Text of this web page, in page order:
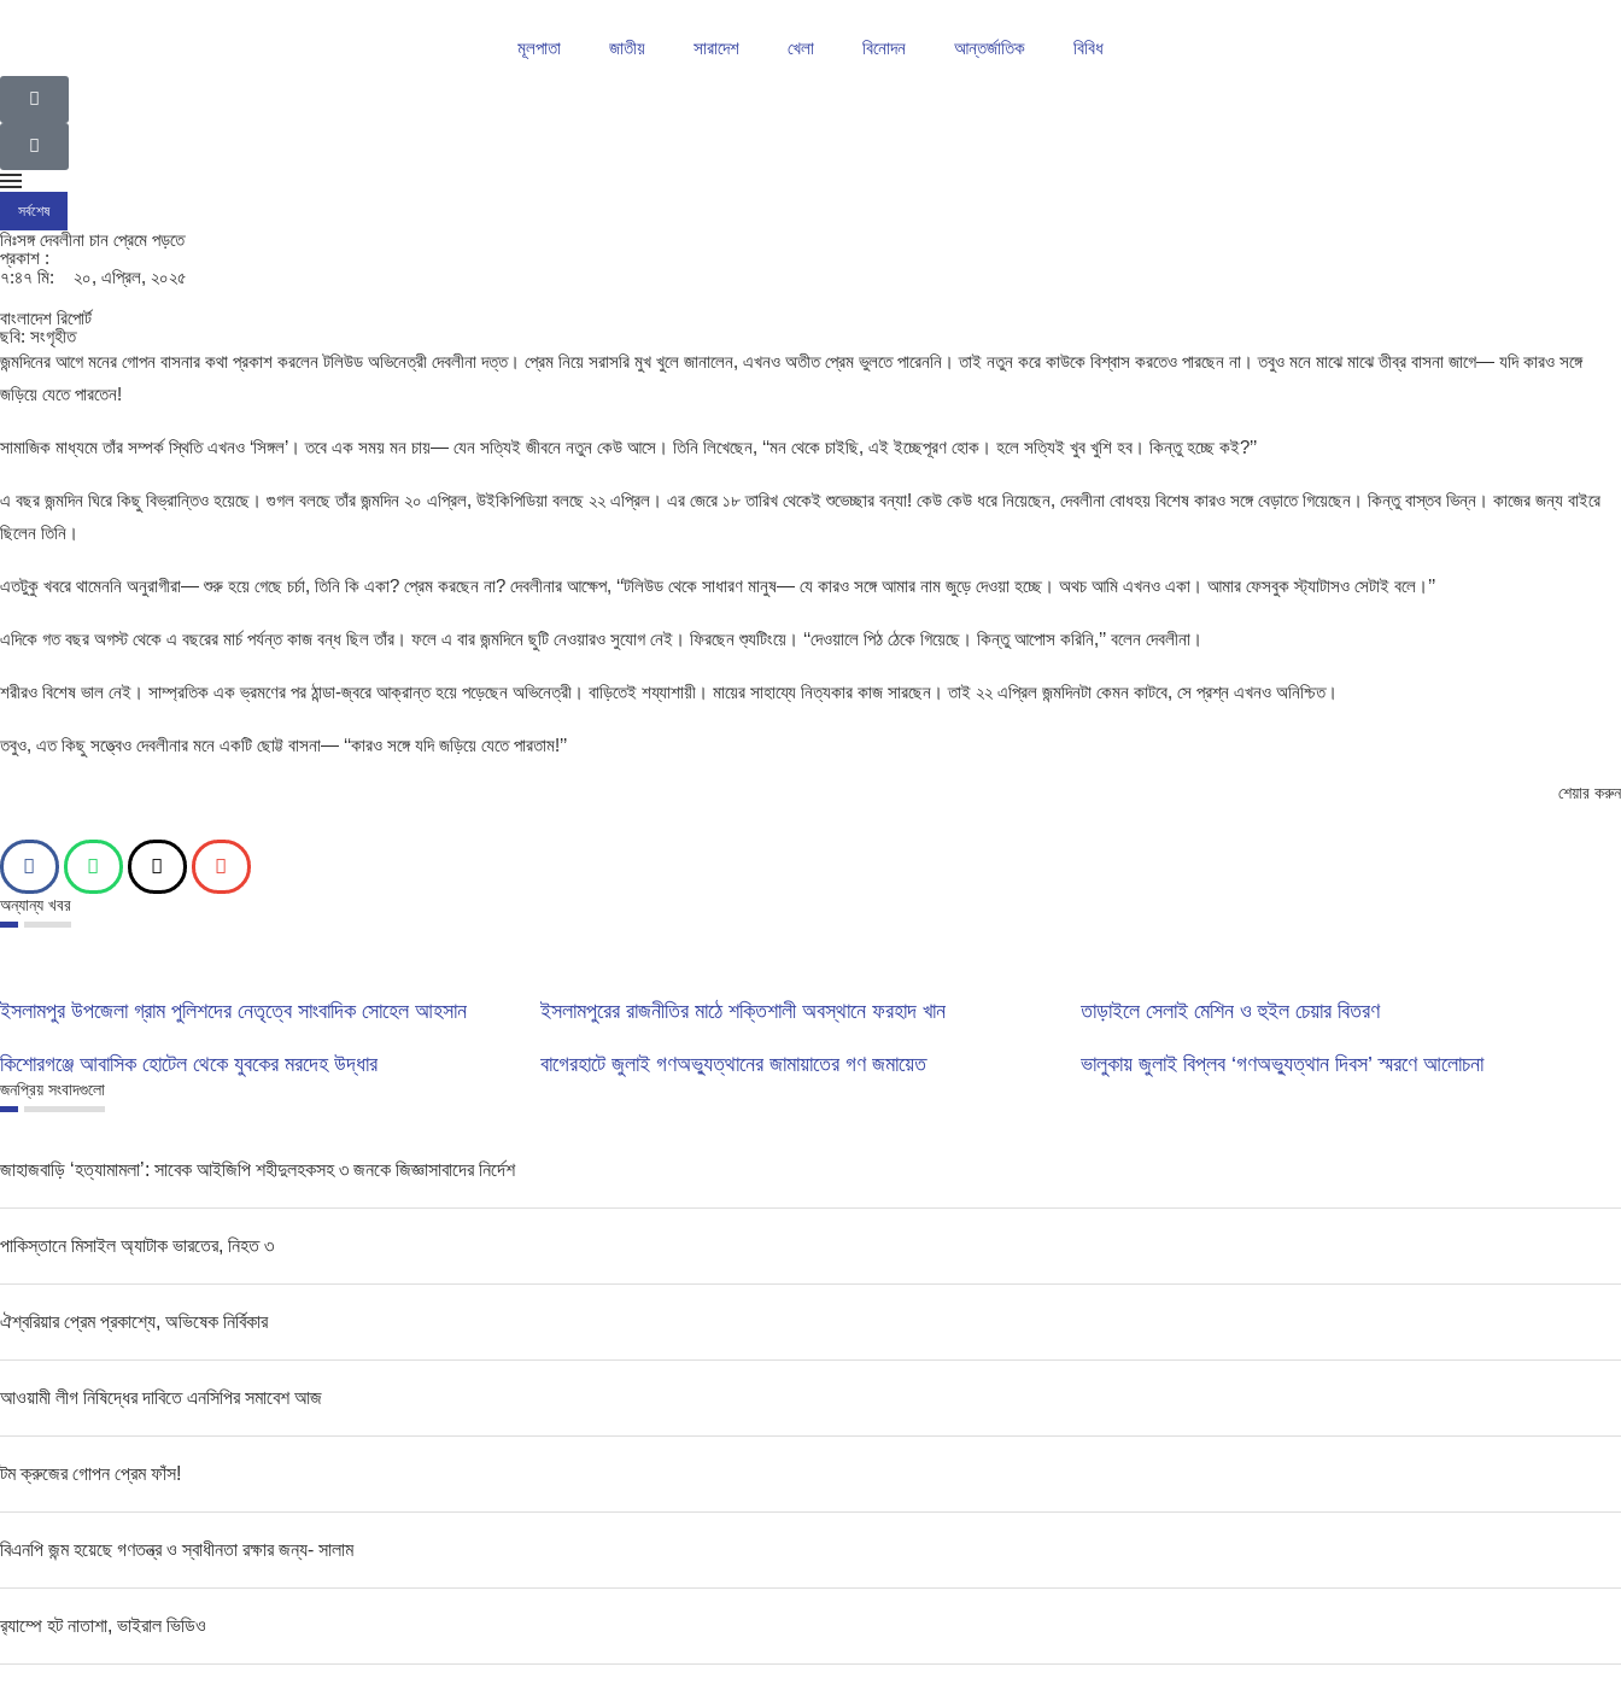
মূলপাতা জাতীয় সারাদেশ খেলা বিনোদন আন্তর্জাতিক বিবিধ
সর্বশেষ
নিঃসঙ্গ দেবলীনা চান প্রেমে পড়তে
প্রকাশ :
৭:৪৭ মি:
২০, এপ্রিল, ২০২৫
বাংলাদেশ রিপোর্ট
ছবি: সংগৃহীত
জন্মদিনের আগে মনের গোপন বাসনার কথা প্রকাশ করলেন টলিউড অভিনেত্রী দেবলীনা দত্ত। প্রেম নিয়ে সরাসরি মুখ খুলে জানালেন, এখনও অতীত প্রেম ভুলতে পারেননি। তাই নতুন করে কাউকে বিশ্বাস করতেও পারছেন না। তবুও মনে মাঝে মাঝে তীব্র বাসনা জাগে— যদি কারও সঙ্গে
জড়িয়ে যেতে পারতেন!
সামাজিক মাধ্যমে তাঁর সম্পর্ক স্থিতি এখনও ‘সিঙ্গল’। তবে এক সময় মন চায়— যেন সত্যিই জীবনে নতুন কেউ আসে। তিনি লিখেছেন, ‘‘মন থেকে চাইছি, এই ইচ্ছেপূরণ হোক। হলে সত্যিই খুব খুশি হব। কিন্তু হচ্ছে কই?’’
এ বছর জন্মদিন ঘিরে কিছু বিভ্রান্তিও হয়েছে। গুগল বলছে তাঁর জন্মদিন ২০ এপ্রিল, উইকিপিডিয়া বলছে ২২ এপ্রিল। এর জেরে ১৮ তারিখ থেকেই শুভেচ্ছার বন্যা! কেউ কেউ ধরে নিয়েছেন, দেবলীনা বোধহয় বিশেষ কারও সঙ্গে বেড়াতে গিয়েছেন। কিন্তু বাস্তব ভিন্ন। কাজের জন্য বাইরে
ছিলেন তিনি।
এতটুকু খবরে থামেননি অনুরাগীরা— শুরু হয়ে গেছে চর্চা, তিনি কি একা? প্রেম করছেন না? দেবলীনার আক্ষেপ, ‘‘টলিউড থেকে সাধারণ মানুষ— যে কারও সঙ্গে আমার নাম জুড়ে দেওয়া হচ্ছে। অথচ আমি এখনও একা। আমার ফেসবুক স্ট্যাটাসও সেটাই বলে।’’
এদিকে গত বছর অগস্ট থেকে এ বছরের মার্চ পর্যন্ত কাজ বন্ধ ছিল তাঁর। ফলে এ বার জন্মদিনে ছুটি নেওয়ারও সুযোগ নেই। ফিরছেন শ্যুটিংয়ে। ‘‘দেওয়ালে পিঠ ঠেকে গিয়েছে। কিন্তু আপোস করিনি,’’ বলেন দেবলীনা।
শরীরও বিশেষ ভাল নেই। সাম্প্রতিক এক ভ্রমণের পর ঠান্ডা-জ্বরে আক্রান্ত হয়ে পড়েছেন অভিনেত্রী। বাড়িতেই শয্যাশায়ী। মায়ের সাহায্যে নিত্যকার কাজ সারছেন। তাই ২২ এপ্রিল জন্মদিনটা কেমন কাটবে, সে প্রশ্ন এখনও অনিশ্চিত।
তবুও, এত কিছু সত্ত্বেও দেবলীনার মনে একটি ছোট্ট বাসনা— ‘‘কারও সঙ্গে যদি জড়িয়ে যেতে পারতাম!’’
শেয়ার করুন
অন্যান্য খবর
ইসলামপুর উপজেলা গ্রাম পুলিশদের নেতৃত্বে সাংবাদিক সোহেল আহসান ইসলামপুরের রাজনীতির মাঠে শক্তিশালী অবস্থানে ফরহাদ খান তাড়াইলে সেলাই মেশিন ও হুইল চেয়ার বিতরণ
কিশোরগঞ্জে আবাসিক হোটেল থেকে যুবকের মরদেহ উদ্ধার বাগেরহাটে জুলাই গণঅভ্যুত্থানের জামায়াতের গণ জমায়েত ভালুকায় জুলাই বিপ্লব ‘গণঅভ্যুত্থান দিবস’ স্মরণে আলোচনা
জনপ্রিয় সংবাদগুলো
জাহাজবাড়ি ‘হত্যামামলা’: সাবেক আইজিপি শহীদুলহকসহ ৩ জনকে জিজ্ঞাসাবাদের নির্দেশ
পাকিস্তানে মিসাইল অ্যাটাক ভারতের, নিহত ৩
ঐশ্বরিয়ার প্রেম প্রকাশ্যে, অভিষেক নির্বিকার
আওয়ামী লীগ নিষিদ্ধের দাবিতে এনসিপির সমাবেশ আজ
টম ক্রুজের গোপন প্রেম ফাঁস!
বিএনপি জন্ম হয়েছে গণতন্ত্র ও স্বাধীনতা রক্ষার জন্য- সালাম
র‌্যাম্পে হট নাতাশা, ভাইরাল ভিডিও